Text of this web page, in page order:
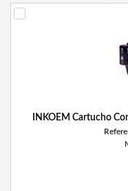
INKOEM Cartucho